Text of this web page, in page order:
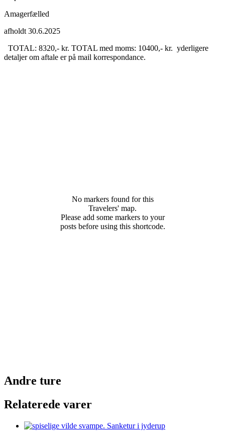
Amagerfælled
afholdt 30.6.2025
TOTAL: 8320,- kr. TOTAL med moms: 10400,- kr. yderligere
detaljer om aftale er på mail korrespondance.
No markers found for this
Travelers' map.
Please add some markers to your
posts before using this shortcode.
Andre ture
Relaterede varer